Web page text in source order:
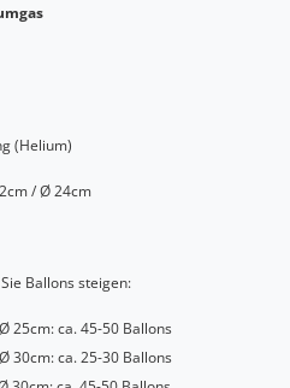
(Helium)
/ Ø 24cm
Ballons steigen:
25cm: ca. 45-50 Ballons
30cm: ca. 25-30 Ballons